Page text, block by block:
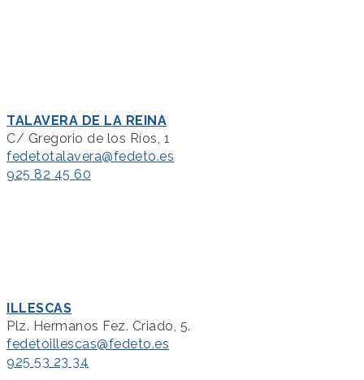
TALAVERA DE LA REINA
C/ Gregorio de los Ríos, 1
fedetotalavera@fedeto.es
925 82 45 60
ILLESCAS
Plz. Hermanos Fez. Criado, 5.
fedetoillescas@fedeto.es
925 53 23 34